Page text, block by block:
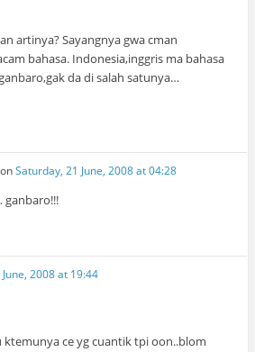
artinya? Sayangnya gwa cman
bahasa. Indonesia,inggris ma bahasa
da di salah satunya…
onSaturday, 21 June, 2008 at 04:28
ganbaro!!!
2008 at 19:44
ktemunya ce yg cuantik tpi oon..blom